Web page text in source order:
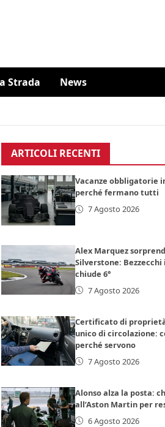
Strada News
ARTICOLI RECENTI
Vacanze obbligatorie
perché fermano tutti
7 Agosto 2026
Alex Marquez
Silverstone: Bezzecchi
chiude 6°
7 Agosto 2026
Certificato di
unico di circolazione:
perché servono
7 Agosto 2026
Alonso alza la posta:
all’Aston Martin per
6 Agosto 2026